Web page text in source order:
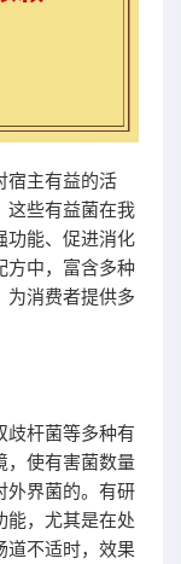
宿主有益的活
这些有益菌在我
功能、促进消化
方中，富含多种
为消费者提供多
歧杆菌等多种有
，使有害菌数量
外界菌的。有研
能，尤其是在处
道不适时，效果